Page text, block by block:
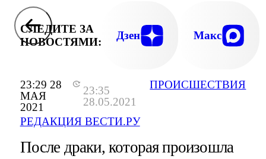
23:29 28
МАЯ
2021
23:35
28.05.2021
РЕДАКЦИЯ ВЕСТИ.РУ
ПРОИСШЕСТВИЯ
СЛЕДИТЕ ЗА
НОВОСТЯМИ:
Дзен Макс
После драки, которая произошла